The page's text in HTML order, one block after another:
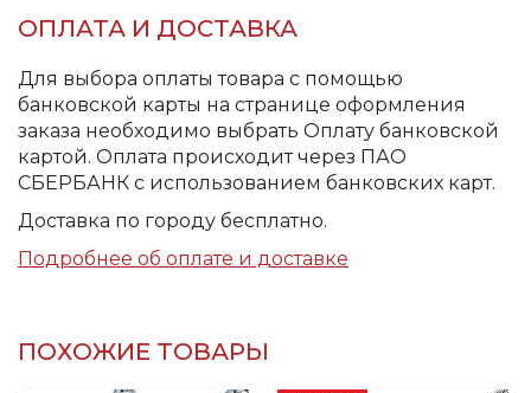
ОПЛАТА И ДОСТАВКА
Для выбора оплаты товара с помощью
банковской карты на странице оформления
заказа необходимо выбрать Оплату банковской
картой. Оплата происходит через ПАО
СБЕРБАНК с использованием банковских карт.
Доставка по городу бесплатно.
Подробнее об оплате и доставке
ПОХОЖИЕ ТОВАРЫ